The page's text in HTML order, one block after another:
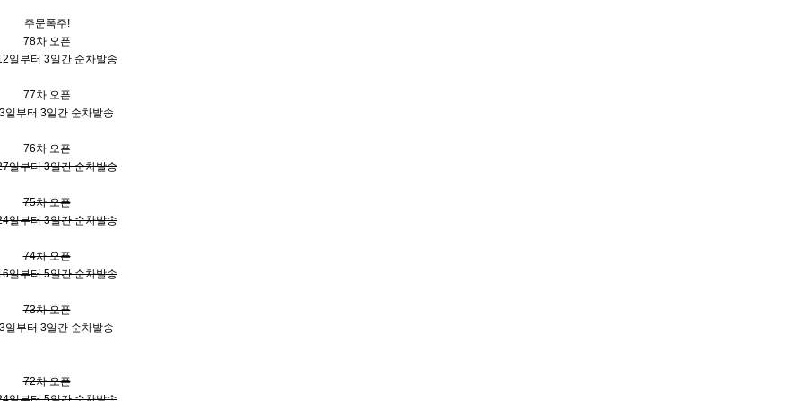
주문폭주!
78차 오픈
일부터 3일간 순차발송
77차 오픈
일부터 3일간 순차발송
76차 오픈
일부터 3일간 순차발송
75차 오픈
일부터 3일간 순차발송
74차 오픈
일부터 5일간 순차발송
73차 오픈
일부터 3일간 순차발송
72차 오픈